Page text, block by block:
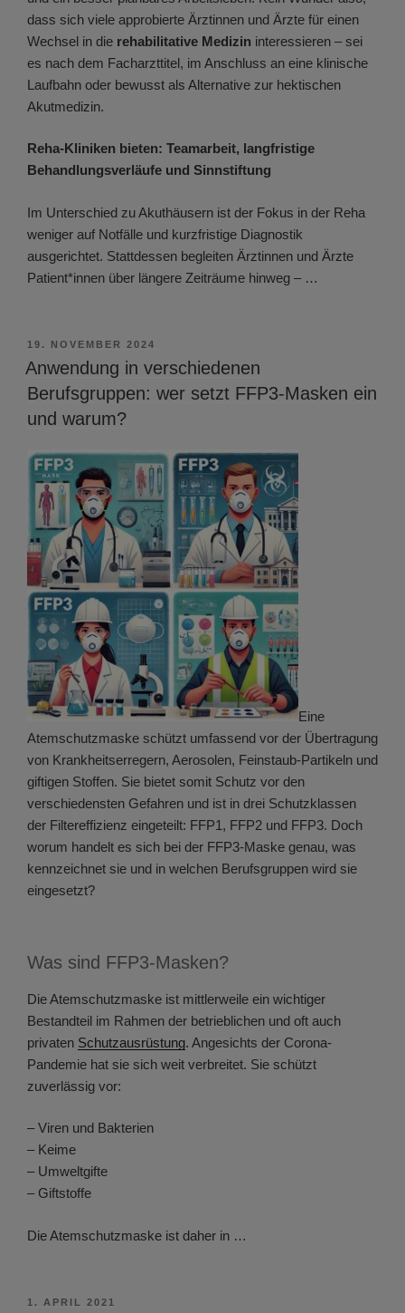
dass sich viele approbierte Ärztinnen und Ärzte für einen
Wechsel in die rehabilitative Medizin interessieren – sei
es nach dem Facharzttitel, im Anschluss an eine klinische
Laufbahn oder bewusst als Alternative zur hektischen
Akutmedizin.
Reha-Kliniken bieten: Teamarbeit, langfristige
Behandlungsverläufe und Sinnstiftung
Im Unterschied zu Akuthäusern ist der Fokus in der Reha
weniger auf Notfälle und kurzfristige Diagnostik
ausgerichtet. Stattdessen begleiten Ärztinnen und Ärzte
Patient*innen über längere Zeiträume hinweg – …
VERÖFFENTLICHT
AM
19. NOVEMBER 2024
Anwendung in verschiedenen
Berufsgruppen: wer setzt FFP3-Masken ein
und warum?
Eine
Atemschutzmaske schützt umfassend vor der Übertragung
von Krankheitserregern, Aerosolen, Feinstaub-Partikeln und
giftigen Stoffen. Sie bietet somit Schutz vor den
verschiedensten Gefahren und ist in drei Schutzklassen
der Filtereffizienz eingeteilt: FFP1, FFP2 und FFP3. Doch
worum handelt es sich bei der FFP3-Maske genau, was
kennzeichnet sie und in welchen Berufsgruppen wird sie
eingesetzt?
Was sind FFP3-Masken?
Die Atemschutzmaske ist mittlerweile ein wichtiger
Bestandteil im Rahmen der betrieblichen und oft auch
privaten Schutzausrüstung. Angesichts der Corona-
Pandemie hat sie sich weit verbreitet. Sie schützt
zuverlässig vor:
– Viren und Bakterien
– Keime
– Umweltgifte
– Giftstoffe
Die Atemschutzmaske ist daher in …
VERÖFFENTLICHT
1. APRIL 2021